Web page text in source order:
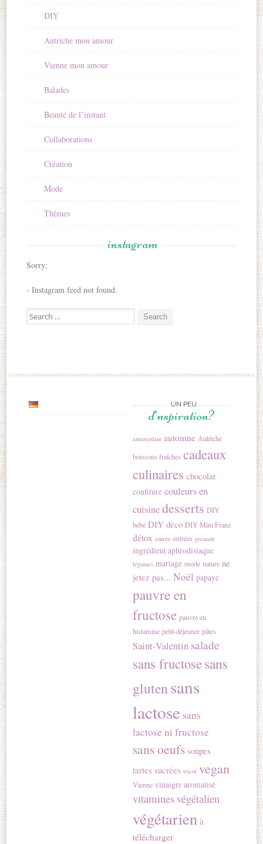
DIY
Autriche mon amour
Vienne mon amour
Balades
Beauté de l’instant
Collaborations
Création
Mode
Thèmes
instagram
Sorry:
- Instagram feed not found.
Search for:
UN PEU
d’nspiration?
antioxydant automne Autriche
boissons fraîches cadeaux
culinaires chocolat
confiture couleurs en
cuisinedesserts DIY
bébé DIY déco DIY Mini Franz
détox entrée entrées grenade
ingrédient aphrodisiaque
légumes mariage mode nature ne
jetez pas... Noël papaye
pauvre en
fructose pauvre en
histamine petit-déjeuner pâtes
Saint-Valentin salade
sans fructosesans
glutensans
lactose sans
lactose ni fructose
sans oeufs soupes
tartes sucrées tricot vegan
Vienne vinaigre aromatisé
vitaminesvégétalien
végétarienà
télécharger